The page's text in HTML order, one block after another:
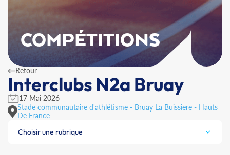
COMPÉTITIONS
Retour
Interclubs N2a Bruay
17 Mai 2026
Stade communautaire d'athlétisme - Bruay La Buissiere - Hauts
De France
Choisir une rubrique